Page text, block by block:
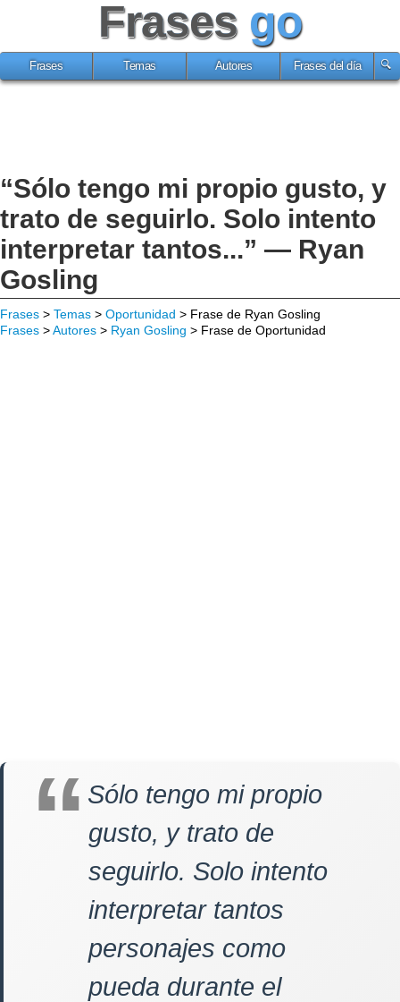
Frases go
Frases Temas Autores Frases del día
“Sólo tengo mi propio gusto, y
trato de seguirlo. Solo intento
interpretar tantos...” — Ryan
Gosling
Frases > Temas > Oportunidad > Frase de Ryan Gosling
Frases >Autores > Ryan Gosling > Frase de Oportunidad
Sólo tengo mi propio
gusto, y trato de
seguirlo. Solo intento
interpretar tantos
personajes como
pueda durante el